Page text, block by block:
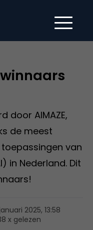
door AIMAZE,
de meest
van
in Nederland. Dit
2025, 13:58
x gelezen